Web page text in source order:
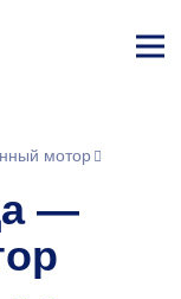
ине
мотор
—